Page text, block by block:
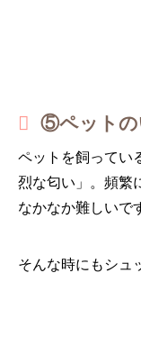
⑤ペットの
ペットを飼ってい
烈な匂い」。頻繁
なかなか難しいで
そんな時にもシュ